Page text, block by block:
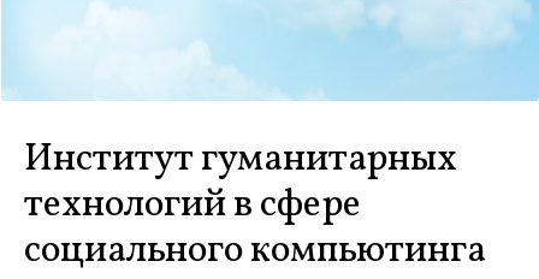
Институт гуманитарных
технологий в сфере
социального компьютинга